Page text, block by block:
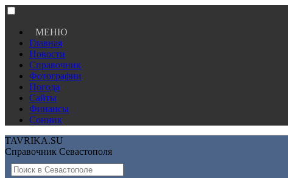
МЕНЮ
Главная
Новости
Справочник
Фотографии
Погода
Сайты
Финансы
Сонник
TAVRIKA.SU
Справочник Севастополя